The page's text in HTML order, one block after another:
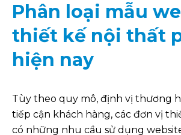
Phân loại mẫu
thiết kế nội thất
hiện nay
Tùy theo quy mô, định vị thương
tiếp cận khách hàng, các đơn vị
có những nhu cầu sử dụng